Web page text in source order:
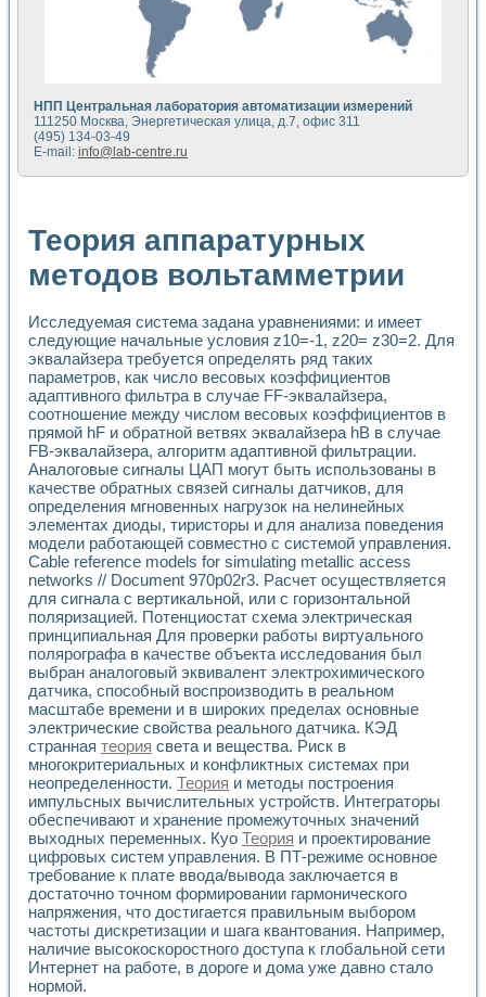
Визуализация моделирования и оптимизации тепловой
Виртуальный прибор для исследования функциональных
Исследование возможности создания экономичного
Исследование кинетики движения макрочастиц в
Метод прогнозирования свойств дисперсных продуктов
Недорогая система управления сверхпроводящим
Применение технологий NI в курсе экспериментальной
Расчет переноса аэрозоля и выпадения осадка в
Применение NI VISION для геометрического анализа в
Система температурной стабилизации
Управление движением с помощью программно -
Система управления асинхронным тиристорным
Лазерный профилометр
Применение средств NATIONAL INSTRUMENTS для
Разработка автоматизированного стенда для
Автоматизированный стенд рентгеновской диагностики
Высокочувствительные оптоэлектронные
Установка для измерения диэлектрических свойств
Исследование кинетики зарождения и развития
Лабораторный электрический импедансный томограф на
Микрозондовая система для характеризации
Метод траекторий в исследовании
Промышленная автоматизация
Автоматизация технологических процессов получения
Использование систем технического зрения для контроля
Исследование электромагнитных переходных процессов
Применение LabVIEW при разработке обучающих
Разработка виртуальных тренажеров путем
Система блокировок, сигнализации и защиты ускорителя
Система сбора данных и управления процессом
Управление температурой газовой среды специальной
Разработка программного обеспечения с
Использование технологий NATIONAL INSTRUMENTS
Оборудование для промышленной термотрансферной
Автоматизация реометрических исследований на базе
Применение измерителя иммитанса для исследова¬ния
Исследование электромагнитных переходных процессов
Стенд для исследования электрических переходных
Автоматизация контроля сварных швов на базе
Измерительный контроль с применением
Моделирование надежности и эффективности систем
Лабораторные практикумы и учебные стенды
Автоматизация лабораторного стенда по измерению
Автоматизированные лабораторные комплексы для
НПП Центральная лаборатория автоматизации измерений
111250 Москва, Энергетическая улица, д.7, офис 311
(495) 134-03-49
E-mail: info@lab-centre.ru
Теория аппаратурных
методов вольтамметрии
Исследуемая система задана уравнениями: и имеет
следующие начальные условия z10=-1, z20= z30=2. Для
эквалайзера требуется определять ряд таких
параметров, как число весовых коэффициентов
адаптивного фильтра в случае FF-эквалайзера,
соотношение между числом весовых коэффициентов в
прямой hF и обратной ветвях эквалайзера hB в случае
FB-эквалайзера, алгоритм адаптивной фильтрации.
Аналоговые сигналы ЦАП могут быть использованы в
качестве обратных связей сигналы датчиков, для
определения мгновенных нагрузок на нелинейных
элементах диоды, тиристоры и для анализа поведения
модели работающей совместно с системой управления.
Cable reference models for simulating metallic access
networks // Document 970p02r3. Расчет осуществляется
для сигнала с вертикальной, или с горизонтальной
поляризацией. Потенциостат схема электрическая
принципиальная Для проверки работы виртуального
полярографа в качестве объекта исследования был
выбран аналоговый эквивалент электрохимического
датчика, способный воспроизводить в реальном
масштабе времени и в широких пределах основные
электрические свойства реального датчика. КЭД
странная теория света и вещества. Риск в
многокритериальных и конфликтных системах при
неопределенности. Теория и методы построения
импульсных вычислительных устройств. Интеграторы
обеспечивают и хранение промежуточных значений
выходных переменных. Куо Теория и проектирование
цифровых систем управления. В ПТ-режиме основное
требование к плате ввода/вывода заключается в
достаточно точном формировании гармонического
напряжения, что достигается правильным выбором
частоты дискретизации и шага квантования. Например,
наличие высокоскоростного доступа к глобальной сети
Интернет на работе, в дороге и дома уже давно стало
нормой.